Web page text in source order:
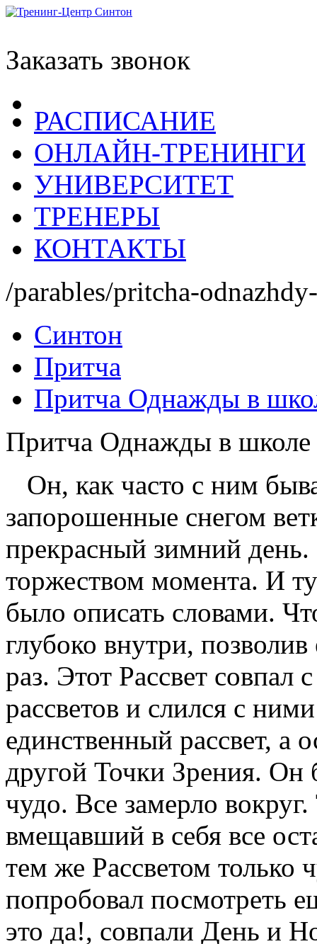
Заказать звонок
РАСПИСАНИЕ
ОНЛАЙН-ТРЕНИНГИ
УНИВЕРСИТЕТ
ТРЕНЕРЫ
КОНТАКТЫ
/parables/pritcha-
Синтон
Притча
Притча Однажды в
Притча Однажды в школе
Он, как часто с ним
запорошенные снегом
прекрасный зимний
торжеством момента. И
было описать словами.
глубоко внутри,
раз. Этот Рассвет
рассветов и слился с
единственный рассвет,
другой Точки Зрения. Он
чудо. Все замерло
вмещавший в себя все
тем же Рассветом только
попробовал посмотреть
это да!, совпали День и